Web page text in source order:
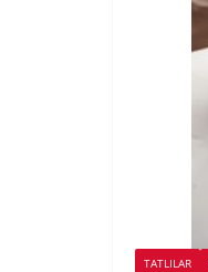
TATLILAR